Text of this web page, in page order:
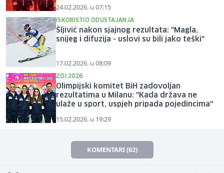
24.02.2026. u 07:15
ISKORISTIO ODUSTAJANJA
Šljivić nakon sjajnog rezultata: "Magla,
snijeg i difuzija - uslovi su bili jako teški"
17.02.2026. u 08:09
ZOI 2026
Olimpijski komitet BiH zadovoljan
rezultatima u Milanu: "Kada država ne
ulaže u sport, uspjeh pripada pojedincima"
15.02.2026. u 19:29
KOMENTARI (62)